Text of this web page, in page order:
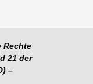
Rechte
21 der
–